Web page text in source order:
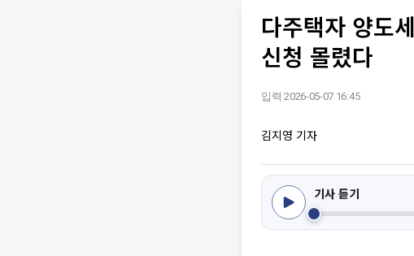
다주택자 양도
신청 몰렸다
입력 2026-05-07 16:45
김지영 기자
기사 듣기